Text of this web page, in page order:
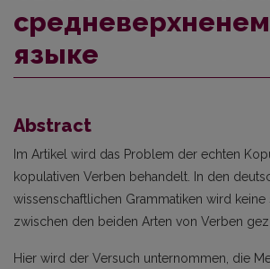
языке
Abstract
Im Artikel wird das Problem der echten
kopulativen Verben behandelt. In den
wissenschaftlichen Grammatiken wird keine
zwischen den beiden Arten von Verben
Hier wird der Versuch unternommen, die